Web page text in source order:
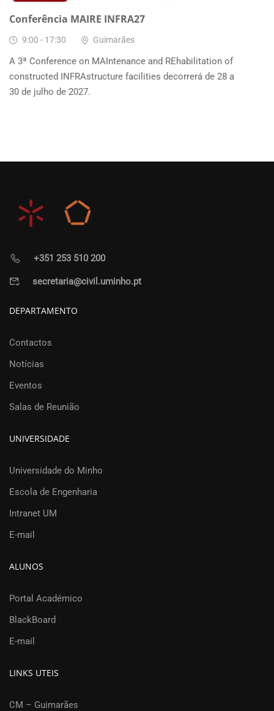
Conferência MAIRE INFRA27
9:00 - 17:30 Guimarães
A 3ª Conference on MAIntenance and REhabilitation of
constructed INFRAstructure facilities decorrerá de 28 a
30 de julho de 2027.
+351 253 510 200
secretaria@civil.uminho.pt
DEPARTAMENTO
Contactos
Notícias
Eventos
Salas de Reunião
UNIVERSIDADE
Universidade do Minho
Escola de Engenharia
Intranet UM
E-mail
ALUNOS
Portal Académico
BlackBoard
E-mail
LINKS UTEIS
CM – Guimarães